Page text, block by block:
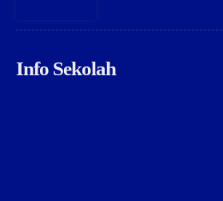
Info Sekolah